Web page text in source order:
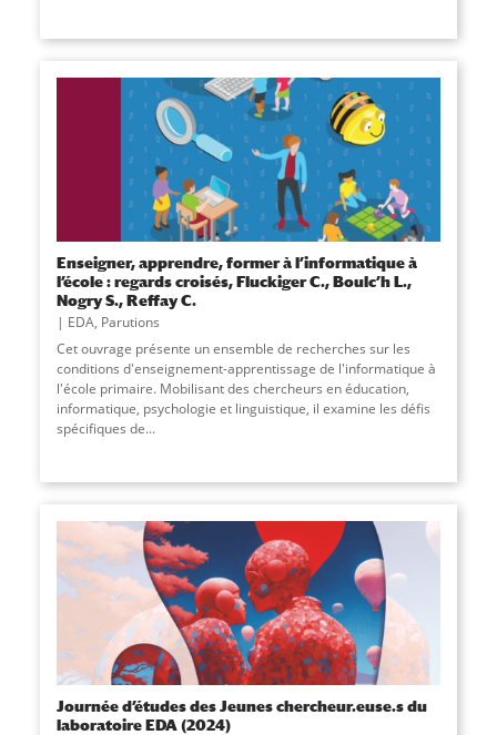
Enseigner, apprendre, former à l’informatique à
l’école : regards croisés, Fluckiger C., Boulc’h L.,
Nogry S., Reffay C.
EDA, Parutions
Cet ouvrage présente un ensemble de recherches sur les
conditions d'enseignement-apprentissage de l'informatique à
l'école primaire. Mobilisant des chercheurs en éducation,
informatique, psychologie et linguistique, il examine les défis
spécifiques de...
Journée d’études des Jeunes chercheur.euse.s du
laboratoire EDA (2024)